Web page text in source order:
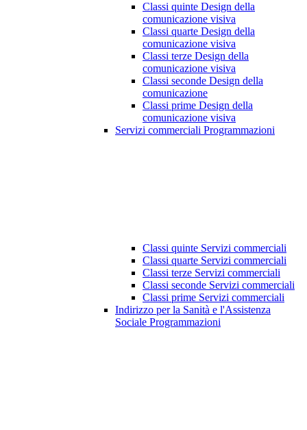
Classi quinte Design della
comunicazione visiva
Classi quarte Design della
comunicazione visiva
Classi terze Design della
comunicazione visiva
Classi seconde Design della
comunicazione
Classi prime Design della
comunicazione visiva
Servizi commerciali Programmazioni
Classi quinte Servizi commerciali
Classi quarte Servizi commerciali
Classi terze Servizi commerciali
Classi seconde Servizi commerciali
Classi prime Servizi commerciali
Indirizzo per la Sanità e l'Assistenza
Sociale Programmazioni